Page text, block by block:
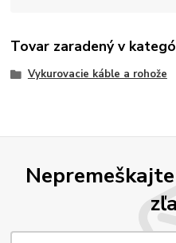
Tovar zaradený v
Vykurovacie káble a rohože